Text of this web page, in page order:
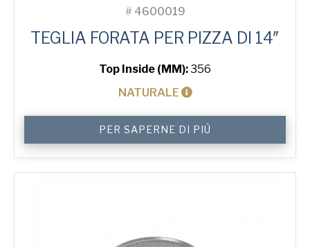
# 4600019
TEGLIA FORATA PER PIZZA DI 14″
Top Inside (MM):356
NATURALE
Pizza
Tray
quantità
PER SAPERNE DI PIÙ